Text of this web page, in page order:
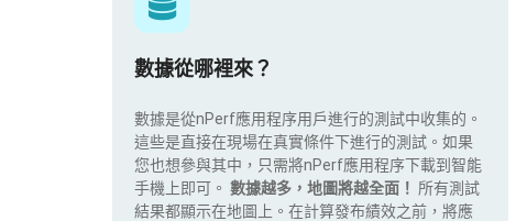
數據從哪裡來？
數據是從nPerf應用程序用戶進行的測試中收集的。
這些是直接在現場在真實條件下進行的測試。如果
您也想參與其中，只需將nPerf應用程序下載到智能
手機上即可。 數據越多，地圖將越全面！ 所有測試
結果都顯示在地圖上。在計算發布績效之前，將應